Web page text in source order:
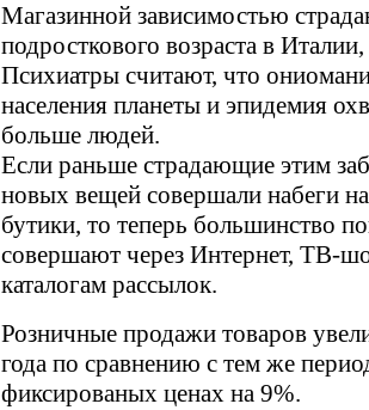
Магазинной зависимостью
подросткового возраста в
Психиатры считают, что
населения планеты и эпидемия
больше людей.
Если раньше страдающие этим
новых вещей совершали набеги
бутики, то теперь большинство
совершают через Интернет, ТВ-
каталогам рассылок.
Розничные продажи товаров
года по сравнению с тем же
фиксированых ценах на 9%.